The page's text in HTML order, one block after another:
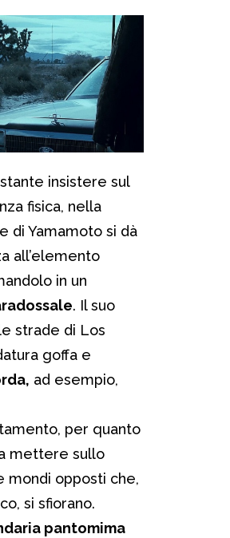
insistere sul
fisica, nella
di Yamamoto si dà
all’elemento
in un
. Il suo
strade di Los
goffa e
ad esempio,
per quanto
mettere sullo
mondi opposti che,
si sfiorano.
pantomima